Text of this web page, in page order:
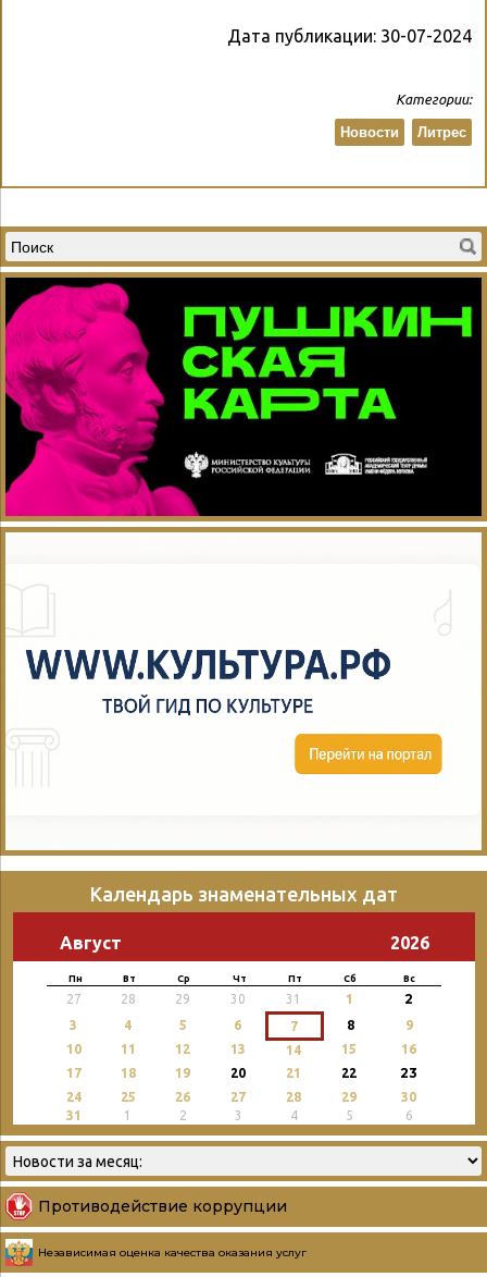
Дата публикации: 30-07-2024
Категории:
Литрес
Новости
Календарь знаменательных дат
Август 2026
Пн Вт Ср Чт Пт Сб Вс
27 28 29 30 31 1 2
3 4 5 6 7 8
9
10
11 12 13 14 15
16
17
18 19 20 21 22 23
24 25 26 27 28 29
30
31
1 2 3 4 5 6
Противодействие коррупции
Независимая оценка качества оказания услуг